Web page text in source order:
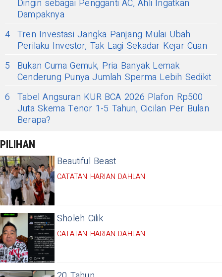
Dingin sebagai Pengganti AC, Ahli Ingatkan
Dampaknya
4 Tren Investasi Jangka Panjang Mulai Ubah
Perilaku Investor, Tak Lagi Sekadar Kejar Cuan
5
Bukan Cuma Gemuk, Pria Banyak Lemak
Cenderung Punya Jumlah Sperma Lebih Sedikit
6 Tabel Angsuran KUR BCA 2026 Plafon Rp500
Juta Skema Tenor 1-5 Tahun, Cicilan Per Bulan
Berapa?
PILIHAN
Beautiful Beast
CATATAN HARIAN DAHLAN
Sholeh Cilik
CATATAN HARIAN DAHLAN